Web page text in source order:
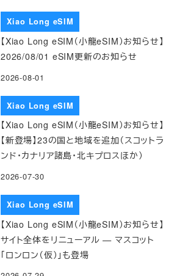
Xiao Long eSIM
【Xiao Long eSIM（小龍eSIM）お知らせ】
2026/08/01 eSIM更新のお知らせ
2026-08-01
Xiao Long eSIM
【Xiao Long eSIM（小龍eSIM）お知らせ】
【新登場】23の国と地域を追加（スコットラ
ンド・カナリア諸島・北キプロスほか）
2026-07-30
Xiao Long eSIM
【Xiao Long eSIM（小龍eSIM）お知らせ】
サイト全体をリニューアル — マスコット
「ロンロン（仮）」も登場